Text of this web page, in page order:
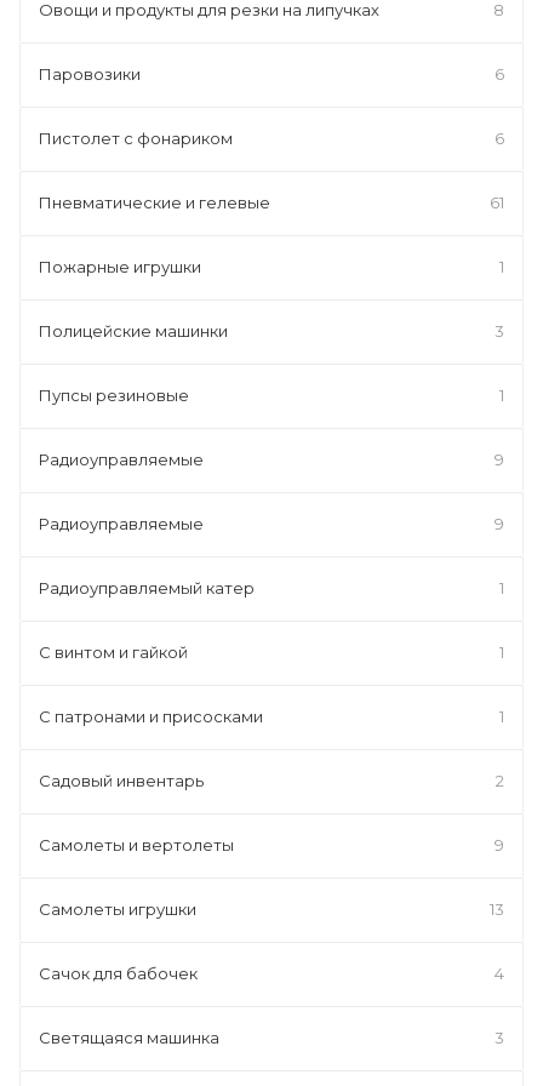
Овощи и продукты для резки на липучках 8
Паровозики 6
Пистолет с фонариком 6
Пневматические и гелевые 61
Пожарные игрушки 1
Полицейские машинки 3
Пупсы резиновые 1
Радиоуправляемые 9
Радиоуправляемые 9
Радиоуправляемый катер 1
С винтом и гайкой 1
С патронами и присосками 1
Садовый инвентарь 2
Самолеты и вертолеты 9
Самолеты игрушки 13
Сачок для бабочек 4
Светящаяся машинка 3